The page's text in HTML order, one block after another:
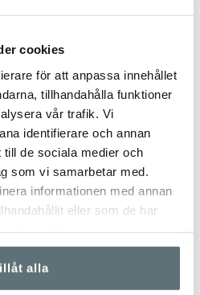
cookies
för att anpassa innehållet
tillhandahålla funktioner
vår trafik. Vi
identifierare och annan
till de sociala medier och
som vi samarbetar med.
informationen med annan
eller som de har
alla
EN KÅSA KAFFE - ATT
UPPFOSTRA EN
FRILUFSARE
fjällvandra med barn. En fin